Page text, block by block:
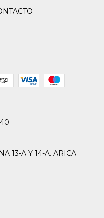
13-A Y 14-A. ARICA